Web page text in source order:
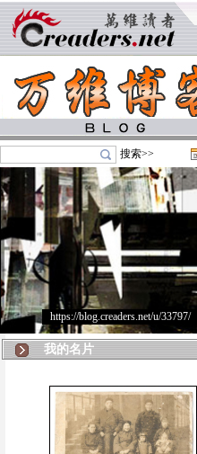
搜索>>
https://blog.creaders.net/u/33797/>
我的名片